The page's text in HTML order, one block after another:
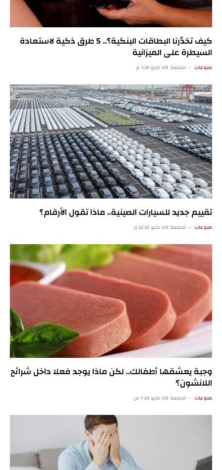
كيف تخدّرنا البطاقات البنكية؟.. 5 طرق ذكية لاستعادة
السيطرة على الميزانية
منوعات الجمعة 08 مايو 5:16 م
تقييم جديد للسيارات الصينية.. ماذا تقول الأرقام؟
منوعات الجمعة 08 مايو 12:15 م
وجبة يعشقها أطفالك.. لكن ماذا يوجد فعلا داخل شرائح
اللانشون؟
منوعات الجمعة 08 مايو 7:14 ص